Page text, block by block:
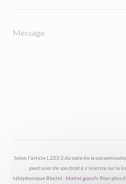
Selon l'article L.223-2 du code de la
peut user de son droit à s'inscrire sur la
téléphonique Bloctel : bloctel.gouv.fr. Pour plus